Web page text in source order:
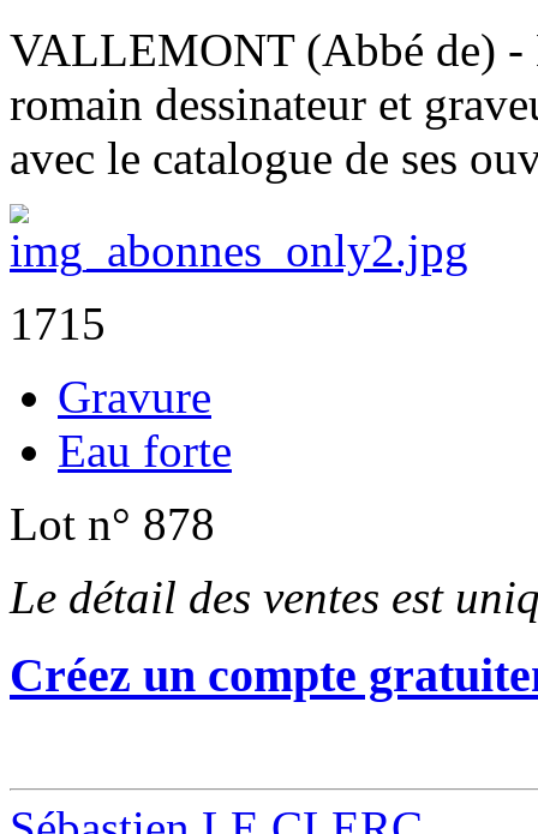
VALLEMONT (Abbé de) -
romain dessinateur et
avec le catalogue de ses
1715
Gravure
Eau forte
Lot n° 878
Le détail des ventes est
Créez un compte